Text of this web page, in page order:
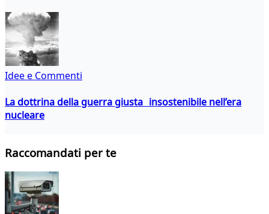
Idee e Commenti
La dottrina della guerra giusta insostenibile nell’era
nucleare
Raccomandati per te